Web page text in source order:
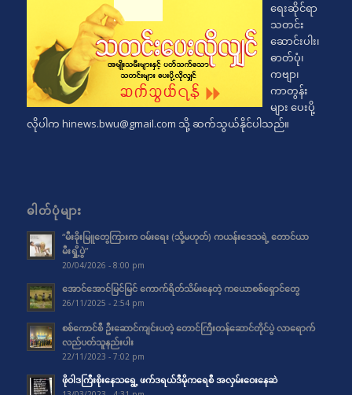
ရေးဆိုင်ရာ
သတင်း
ဆောင်းပါး၊
ဓာတ်ပုံ၊
ကဗျာ၊
ကာတွန်း
များ ပေးပို့
လိုပါက hinews.bwu@gmail.com သို့ ဆက်သွယ်နိုင်ပါသည်။
ဓါတ်ပုံများ
“မီးခိုးမြူတွေကြားက ဝမ်းရေး (သို့မဟုတ်) ကယန်းဒေသရဲ့ တောင်ယာ
မီးရှို့ပွဲ”
20/04/2026 - 8:00 pm
အောင်အောင်မြင်မြင် ကောက်ရိတ်သိမ်းနေတဲ့ ကယောစစ်ရှောင်တွေ
26/11/2025 - 2:54 pm
စစ်ကောင်စီ ဦးဆောင်ကျင်းပတဲ့ တောင်ကြီးတန်ဆောင်တိုင်ပွဲ လာရောက်
လည်ပတ်သူနည်းပါး
22/11/2023 - 7:02 pm
ဖိုဝါဒကြီးစိုးနေသရွေ့ ဖက်ဒရယ်ဒီမိုကရေစီ အလှမ်းဝေးနေဆဲ